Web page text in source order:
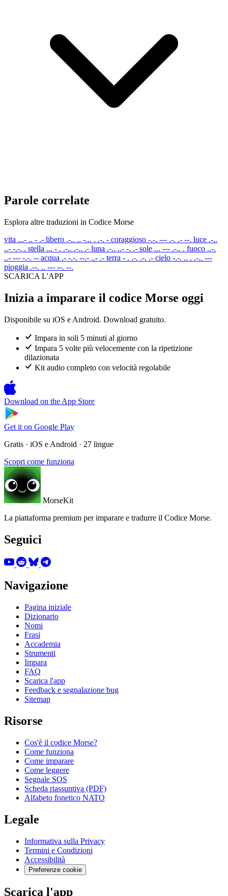
Parole correlate
Esplora altre traduzioni in Codice Morse
vita ...- .. - .- libero .-.. .. -... . .-. - coraggioso -.-. --- .-. .- --. luce .-..
..- -.-. . stella ... - . .-.. .-.. .- luna .-.. ..- -. .- sole ... --- .-.. . fuoco ..-.
..- --- -.-. -- acqua .- -.-. --.- ..- .- terra - . .-. .-. .- cielo -.-. .. . .-.. ---
pioggia .--. .. --- --. --.
SCARICA L'APP
Inizia a imparare il codice Morse oggi
Disponibile su iOS e Android. Download gratuito.
Impara in soli 5 minuti al giorno
Impara 5 volte più velocemente con la ripetizione
dilazionata
Kit audio completo con velocità regolabile
Download on the App Store
Get it on Google Play
Gratis · iOS e Android · 27 lingue
Scopri come funziona
MorseKit
La piattaforma premium per imparare e tradurre il Codice Morse.
Seguici
Navigazione
Pagina iniziale
Dizionario
Nomi
Frasi
Accademia
Strumenti
Impara
FAQ
Scarica l'app
Feedback e segnalazione bug
Sitemap
Risorse
Cos'è il codice Morse?
Come funziona
Come imparare
Come leggere
Segnale SOS
Scheda riassuntiva (PDF)
Alfabeto fonetico NATO
Legale
Informativa sulla Privacy
Termini e Condizioni
Accessibilità
Preferenze cookie
Scarica l'app